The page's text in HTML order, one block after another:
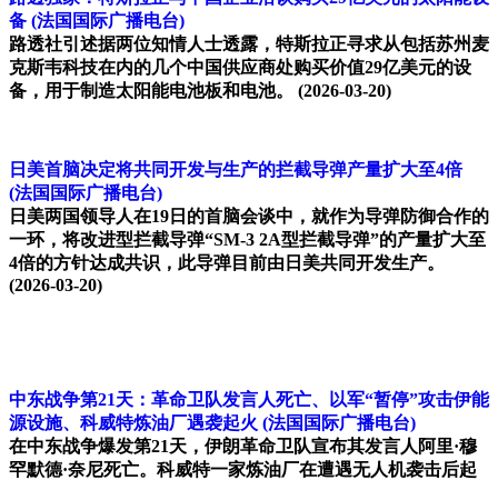
备 (法国国际广播电台)
路透社引述据两位知情人士透露，特斯拉正寻求从包括苏州麦
克斯韦科技在内的几个中国供应商处购买价值29亿美元的设
备，用于制造太阳能电池板和电池。 (2026-03-20)
日美首脑决定将共同开发与生产的拦截导弹产量扩大至4倍
(法国国际广播电台)
日美两国领导人在19日的首脑会谈中，就作为导弹防御合作的
一环，将改进型拦截导弹“SM-3 2A型拦截导弹”的产量扩大至
4倍的方针达成共识，此导弹目前由日美共同开发生产。
(2026-03-20)
中东战争第21天：革命卫队发言人死亡、以军“暂停”攻击伊能
源设施、科威特炼油厂遇袭起火 (法国国际广播电台)
在中东战争爆发第21天，伊朗革命卫队宣布其发言人阿里·穆
罕默德·奈尼死亡。科威特一家炼油厂在遭遇无人机袭击后起